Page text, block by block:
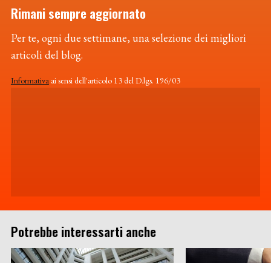
Rimani sempre aggiornato
Per te, ogni due settimane, una selezione dei migliori
articoli del blog.
Informativaai sensi dell'articolo 13 del D.lgs. 196/03
Potrebbe interessarti anche